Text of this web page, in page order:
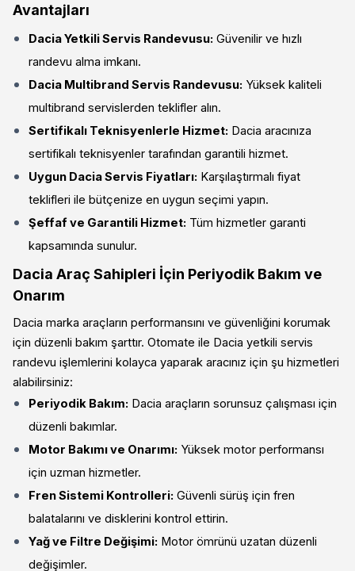
Avantajları
Dacia Yetkili Servis Randevusu: Güvenilir ve hızlı
randevu alma imkanı.
Dacia Multibrand Servis Randevusu: Yüksek kaliteli
multibrand servislerden teklifler alın.
Sertifikalı Teknisyenlerle Hizmet: Dacia aracınıza
sertifikalı teknisyenler tarafından garantili hizmet.
Uygun Dacia Servis Fiyatları: Karşılaştırmalı fiyat
teklifleri ile bütçenize en uygun seçimi yapın.
Şeffaf ve Garantili Hizmet: Tüm hizmetler garanti
kapsamında sunulur.
Dacia Araç Sahipleri İçin Periyodik Bakım ve
Onarım
Dacia marka araçların performansını ve güvenliğini korumak
için düzenli bakım şarttır. Otomate ile Dacia yetkili servis
randevu işlemlerini kolayca yaparak aracınız için şu hizmetleri
alabilirsiniz:
Periyodik Bakım: Dacia araçların sorunsuz çalışması için
düzenli bakımlar.
Motor Bakımı ve Onarımı: Yüksek motor performansı
için uzman hizmetler.
Fren Sistemi Kontrolleri: Güvenli sürüş için fren
balatalarını ve disklerini kontrol ettirin.
Yağ ve Filtre Değişimi: Motor ömrünü uzatan düzenli
değişimler.